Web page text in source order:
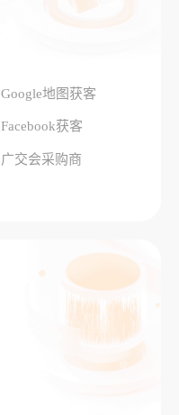
Google地图获客
Facebook获客
广交会采购商